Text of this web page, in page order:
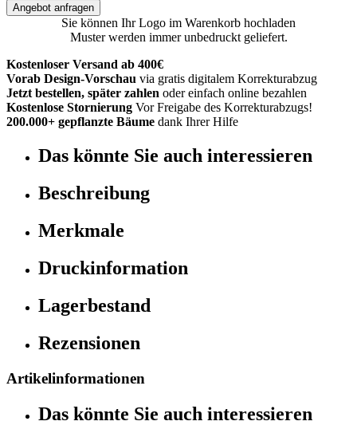
Angebot anfragen
Sie können Ihr Logo im Warenkorb hochladen
Muster werden immer unbedruckt geliefert.
Kostenloser Versand ab 400€
Vorab Design-Vorschau via gratis digitalem Korrekturabzug
Jetzt bestellen, später zahlen oder einfach online bezahlen
Kostenlose Stornierung Vor Freigabe des Korrekturabzugs!
200.000+ gepflanzte Bäume dank Ihrer Hilfe
Das könnte Sie auch interessieren
Beschreibung
Merkmale
Druckinformation
Lagerbestand
Rezensionen
Artikelinformationen
Das könnte Sie auch interessieren